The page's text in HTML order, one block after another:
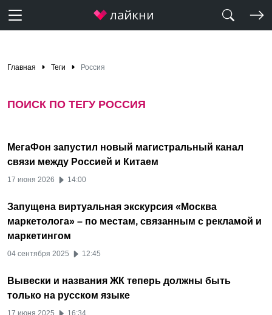
Главная Теги Россия
ПОИСК ПО ТЕГУ РОССИЯ
МегаФон запустил новый магистральный канал
связи между Россией и Китаем
17 июня 2026 14:00
Запущена виртуальная экскурсия «Москва
маркетолога» – по местам, связанным с рекламой и
маркетингом
04 сентября 2025 12:45
Вывески и названия ЖК теперь должны быть
только на русском языке
17 июня 2025 16:34